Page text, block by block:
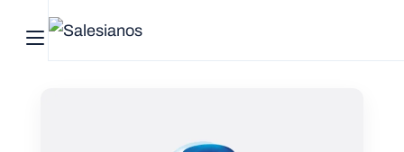
Abrir menu principal